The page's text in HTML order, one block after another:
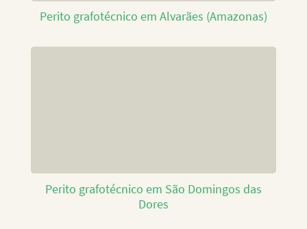
Perito grafotécnico em Alvarães (Amazonas)
Perito grafotécnico em São Domingos das
Dores